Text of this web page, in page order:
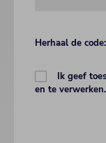
Herhaal de code:
Ik geef
en te verwerken.